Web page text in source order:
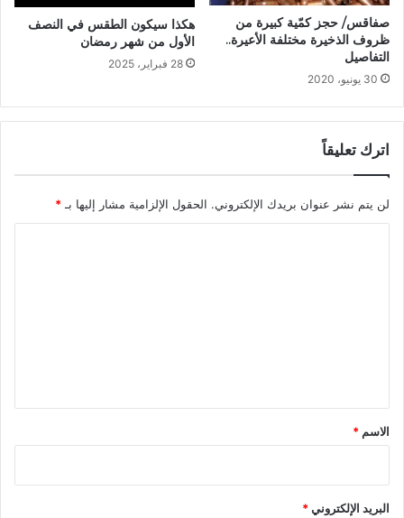
صفاقس/ حجز كمّية كبيرة من
ظروف الذخيرة مختلفة الأعيرة..
التفاصيل
30 يونيو، 2020
هكذا سيكون الطقس في النصف
الأول من شهر رمضان
28 فبراير، 2025
اترك تعليقاً
لن يتم نشر عنوان بريدك الإلكتروني. الحقول الإلزامية مشار إليها بـ *
*
الاسم *
البريد الإلكتروني*